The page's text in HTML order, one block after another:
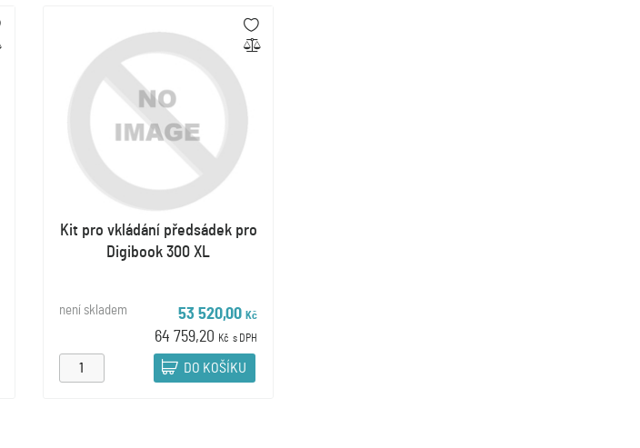
Kit pro vkládání předsádek pro
Digibook 300 XL
není skladem 53 520,00Kč
64 759,20 Kč s DPH
DO KOŠÍKU